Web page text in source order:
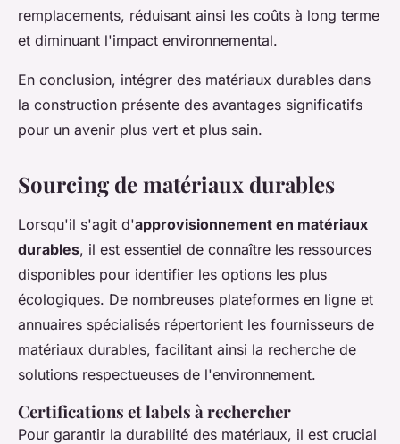
remplacements, réduisant ainsi les coûts à long terme
et diminuant l'impact environnemental.
En conclusion, intégrer des matériaux durables dans
la construction présente des avantages significatifs
pour un avenir plus vert et plus sain.
Sourcing de matériaux durables
Lorsqu'il s'agit d'approvisionnement en matériaux
durables, il est essentiel de connaître les ressources
disponibles pour identifier les options les plus
écologiques. De nombreuses plateformes en ligne et
annuaires spécialisés répertorient les fournisseurs de
matériaux durables, facilitant ainsi la recherche de
solutions respectueuses de l'environnement.
Certifications et labels à rechercher
Pour garantir la durabilité des matériaux, il est crucial